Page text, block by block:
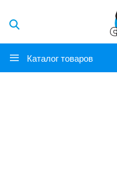
Каталог товаров